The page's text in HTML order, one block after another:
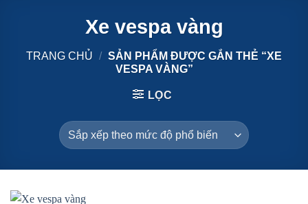
Xe vespa vàng
TRANG CHỦ / SẢN PHẨM ĐƯỢC GẮN THẺ “XE
VESPA VÀNG”
LỌC